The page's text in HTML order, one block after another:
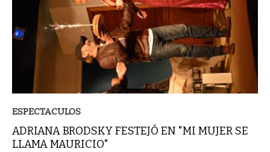
ESPECTACULOS
ADRIANA BRODSKY FESTEJÓ EN "MI MUJER SE
LLAMA MAURICIO"